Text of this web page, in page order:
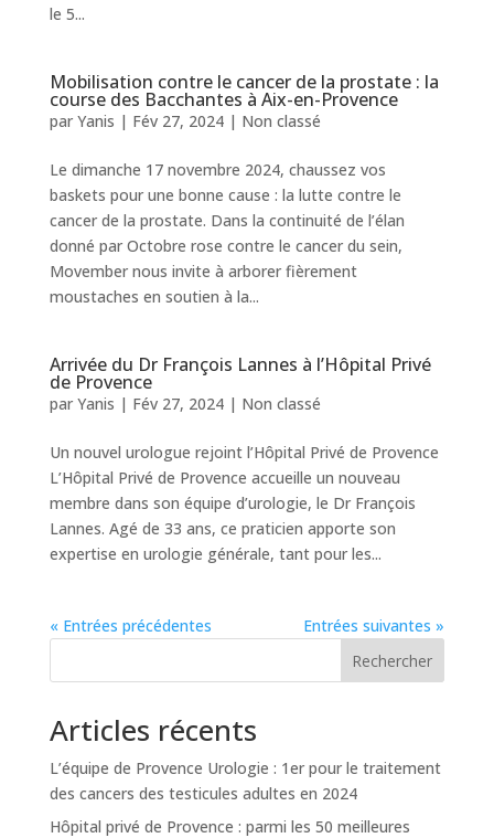
le 5...
Mobilisation contre le cancer de la prostate : la
course des Bacchantes à Aix-en-Provence
par Yanis | Fév 27, 2024| Non classé
Le dimanche 17 novembre 2024, chaussez vos
baskets pour une bonne cause : la lutte contre le
cancer de la prostate. Dans la continuité de l’élan
donné par Octobre rose contre le cancer du sein,
Movember nous invite à arborer fièrement
moustaches en soutien à la...
Arrivée du Dr François Lannes à l’Hôpital Privé
de Provence
par Yanis | Fév 27, 2024| Non classé
Un nouvel urologue rejoint l’Hôpital Privé de Provence
L’Hôpital Privé de Provence accueille un nouveau
membre dans son équipe d’urologie, le Dr François
Lannes. Agé de 33 ans, ce praticien apporte son
expertise en urologie générale, tant pour les...
« Entrées précédentes
Entrées suivantes »
Rechercher
Articles récents
L’équipe de Provence Urologie : 1er pour le traitement
des cancers des testicules adultes en 2024
Hôpital privé de Provence : parmi les 50 meilleures